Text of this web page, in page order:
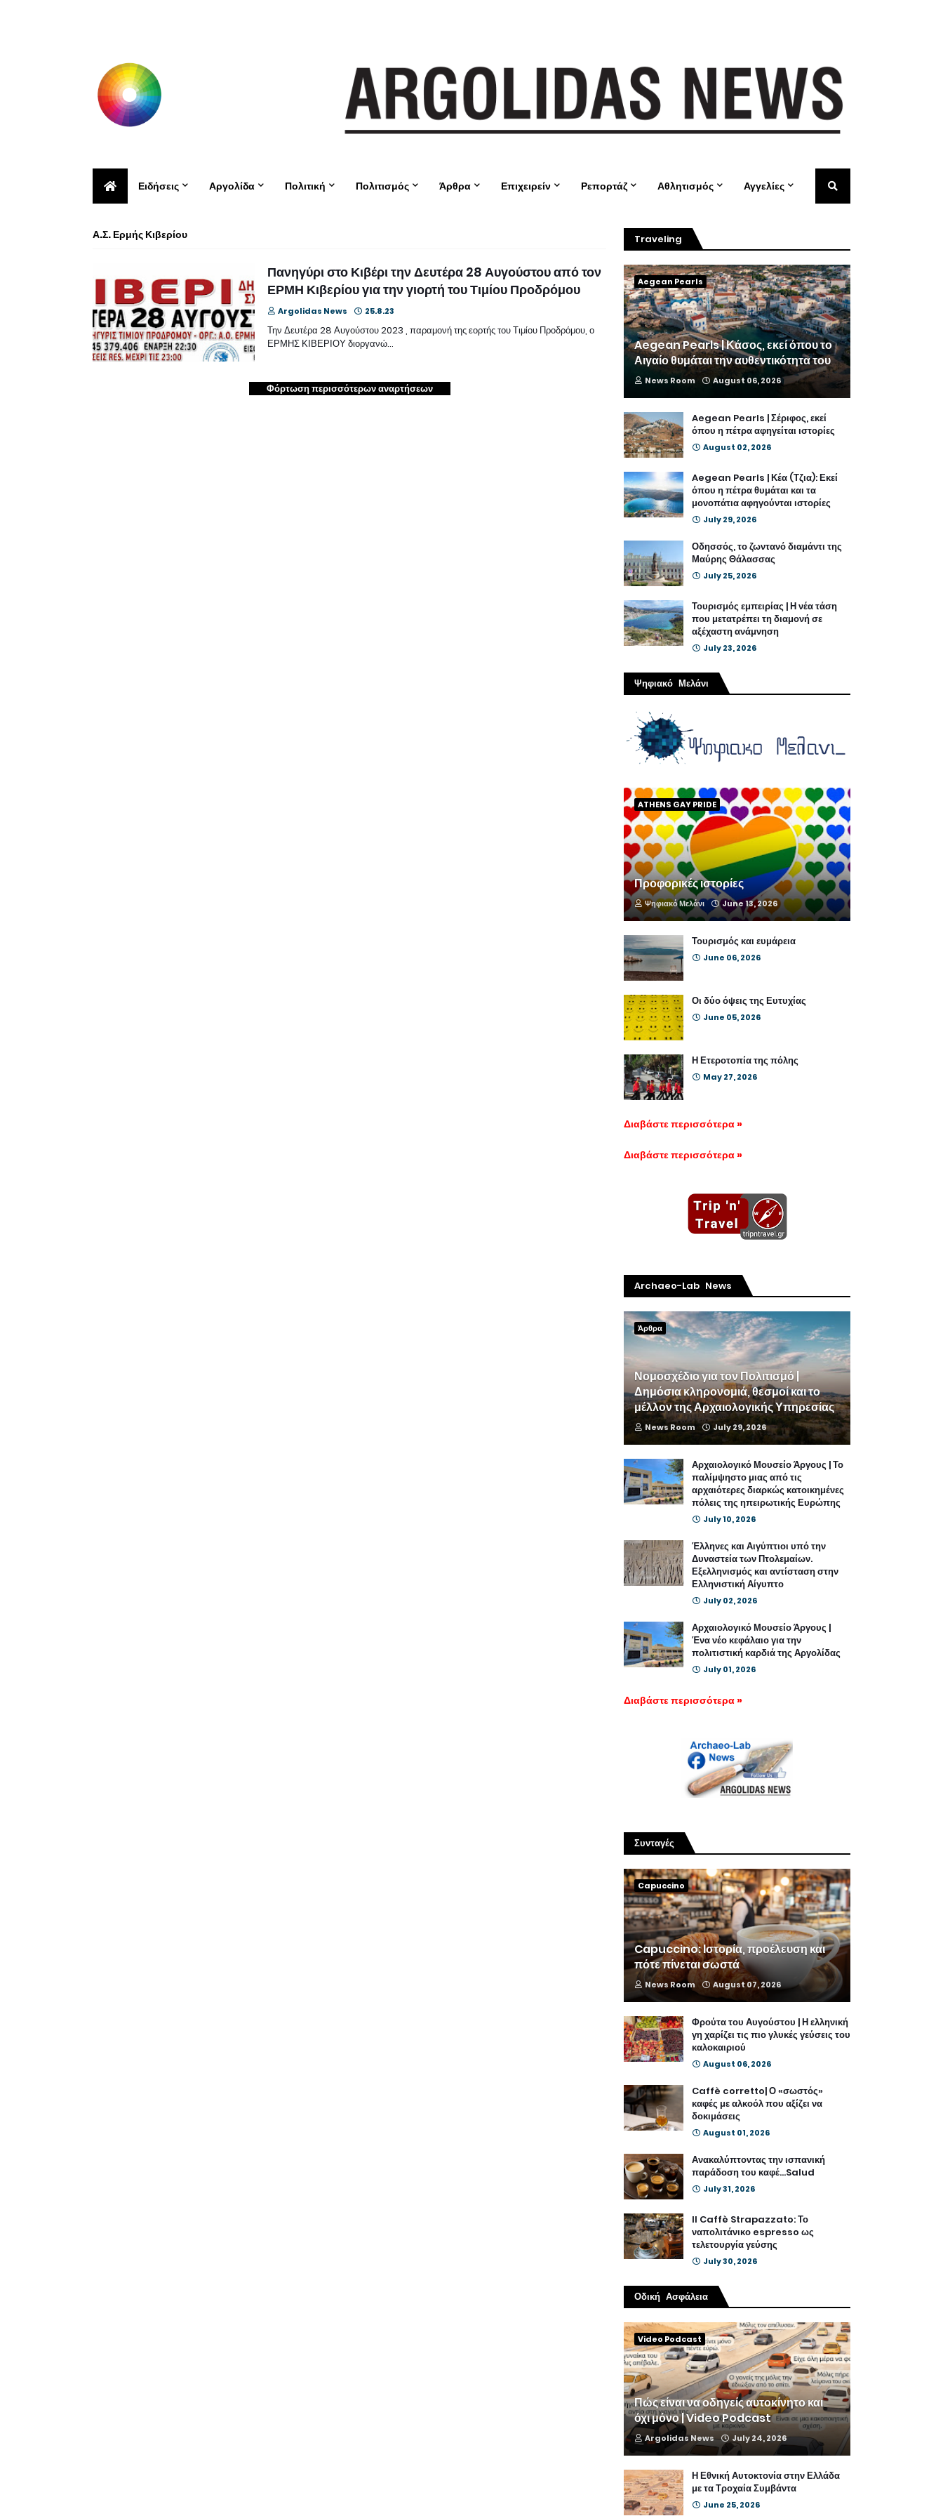
Ειδήσεις Αργολίδα Πολιτική Πολιτισμός Άρθρα Επιχειρείν Ρεπορτάζ Αθλητισμός Αγγελίες
Α.Σ. Ερμής Κιβερίου
Πανηγύρι στο Κιβέρι την Δευτέρα 28 Αυγούστου από τον
ΕΡΜΗ Κιβερίου για την γιορτή του Τιμίου Προδρόμου
Argolidas News 25.8.23
Την Δευτέρα 28 Αυγούστου 2023 , παραμονή της εορτής του Τιμίου Προδρόμου, ο
ΕΡΜΗΣ ΚΙΒΕΡΙΟΥ διοργανώ…
Φόρτωση περισσότερων αναρτήσεων
Traveling
Aegean Pearls
Aegean Pearls | Κάσος, εκεί όπου το
Αιγαίο θυμάται την αυθεντικότητα του
News Room August 06, 2026
Aegean Pearls | Σέριφος, εκεί
όπου η πέτρα αφηγείται ιστορίες
August 02, 2026
Aegean Pearls | Κέα (Τζια): Εκεί
όπου η πέτρα θυμάται και τα
μονοπάτια αφηγούνται ιστορίες
July 29, 2026
Οδησσός, το ζωντανό διαμάντι της
Μαύρης Θάλασσας
July 25, 2026
Τουρισμός εμπειρίας | Η νέα τάση
που μετατρέπει τη διαμονή σε
αξέχαστη ανάμνηση
July 23, 2026
Ψηφιακό Μελάνι
ATHENS GAY PRIDE
Προφορικές ιστορίες
Ψηφιακό Μελάνι June 13, 2026
Τουρισμός και ευμάρεια
June 06, 2026
Οι δύο όψεις της Ευτυχίας
June 05, 2026
Η Ετεροτοπία της πόλης
May 27, 2026
Διαβάστε περισσότερα »
Διαβάστε περισσότερα »
Archaeo-Lab News
Άρθρα
Νομοσχέδιο για τον Πολιτισμό |
Δημόσια κληρονομιά, θεσμοί και το
μέλλον της Αρχαιολογικής Υπηρεσίας
News Room July 29, 2026
Αρχαιολογικό Μουσείο Άργους | Το
παλίμψηστο μιας από τις
αρχαιότερες διαρκώς κατοικημένες
πόλεις της ηπειρωτικής Ευρώπης
July 10, 2026
Έλληνες και Αιγύπτιοι υπό την
Δυναστεία των Πτολεμαίων.
Εξελληνισμός και αντίσταση στην
Ελληνιστική Αίγυπτο
July 02, 2026
Αρχαιολογικό Μουσείο Άργους |
Ένα νέο κεφάλαιο για την
πολιτιστική καρδιά της Αργολίδας
July 01, 2026
Διαβάστε περισσότερα »
Συνταγές
Capuccino
Capuccino: Ιστορία, προέλευση και
πότε πίνεται σωστά
News Room August 07, 2026
Φρούτα του Αυγούστου | Η ελληνική
γη χαρίζει τις πιο γλυκές γεύσεις του
καλοκαιριού
August 06, 2026
Caffè corretto| Ο «σωστός»
καφές με αλκοόλ που αξίζει να
δοκιμάσεις
August 01, 2026
Ανακαλύπτοντας την ισπανική
παράδοση του καφέ...Salud
July 31, 2026
Il Caffè Strapazzato: Το
ναπολιτάνικο espresso ως
τελετουργία γεύσης
July 30, 2026
Οδική Ασφάλεια
Video Podcast
Πώς είναι να οδηγείς αυτοκίνητο και
όχι μόνο | Video Podcast
Argolidas News July 24, 2026
Η Εθνική Αυτοκτονία στην Ελλάδα
με τα Τροχαία Συμβάντα
June 25, 2026